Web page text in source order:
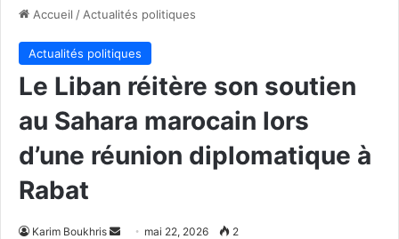
Accueil / Actualités politiques
Actualités politiques
Le Liban réitère son soutien
au Sahara marocain lors
d’une réunion diplomatique à
Rabat
Karim Boukhris
Envoyermai 22, 2026 2